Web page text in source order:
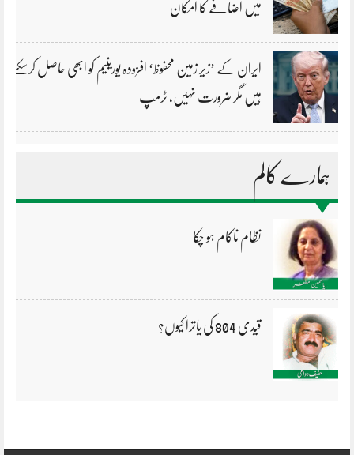
میں اضافے کا امکان
ایران کے ’زیر زمین محفوظ‘ افزودہ یورینیم کو ابھی حاصل کرسکتے
ہیں مگر ضرورت نہیں، ٹرمپ
ہمارے کالم
نظام ناکام ہو چکا
قیدی 804 کی یاترا کیوں؟